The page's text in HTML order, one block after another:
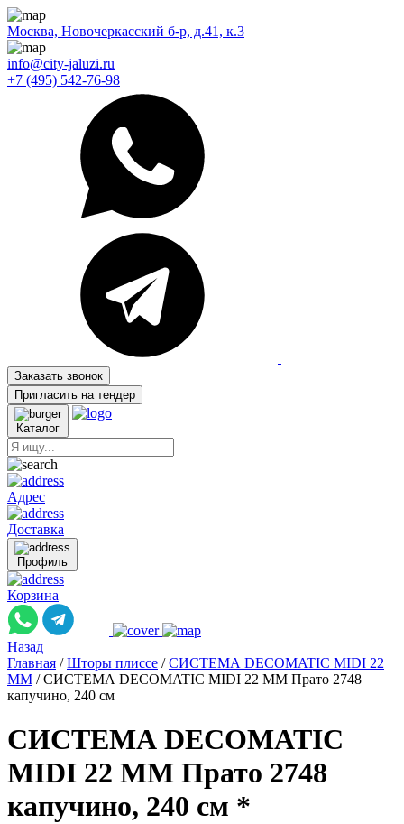
Москва, Новочеркасский б-р, д.41, к.3
info@city-jaluzi.ru
+7 (495) 542-76-98
Заказать звонок
Пригласить на тендер
Каталог
Адрес
Доставка
Профиль
Корзина
Назад
Главная / Шторы плиссе / СИСТЕМА DECOMATIC MIDI 22
ММ / СИСТЕМА DECOMATIC MIDI 22 ММ Прато 2748
капучино, 240 см
СИСТЕМА DECOMATIC
MIDI 22 ММ Прато 2748
капучино, 240 см *